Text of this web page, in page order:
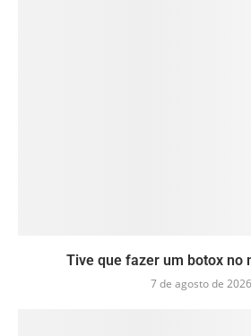
Tive que fazer um botox no
7 de agosto de 2026